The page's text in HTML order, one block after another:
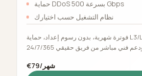
حماية DDoS بسرعة 500 Gbps
نظام التشغيل حسب اختيارك
فوترة شهرية، بدون رسوم إعداد، حماية L3/L4 DDoS مشمولة،
€79/شهر